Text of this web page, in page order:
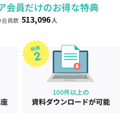
員だけのお得な特典
員数 513,096 人